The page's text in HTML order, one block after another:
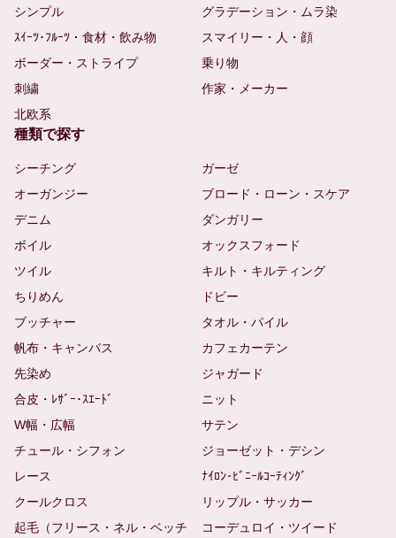
シンプル
グラデーション・ムラ染
ｽｲｰﾂ･ﾌﾙｰﾂ・食材・飲み物
スマイリー・人・顔
ボーダー・ストライプ
乗り物
刺繍
作家・メーカー
北欧系
種類で探す
シーチング
ガーゼ
オーガンジー
ブロード・ローン・スケア
デニム
ダンガリー
ボイル
オックスフォード
ツイル
キルト・キルティング
ちりめん
ドビー
ブッチャー
タオル・パイル
帆布・キャンバス
カフェカーテン
先染め
ジャガード
合皮・ﾚｻﾞｰ･ｽｴｰﾄﾞ
ニット
W幅・広幅
サテン
チュール・シフォン
ジョーゼット・デシン
レース
ﾅｲﾛﾝ･ﾋﾞﾆｰﾙｺｰﾃｨﾝｸﾞ
クールクロス
リップル・サッカー
起毛（フリース・ネル・ベッチ
コーデュロイ・ツイード